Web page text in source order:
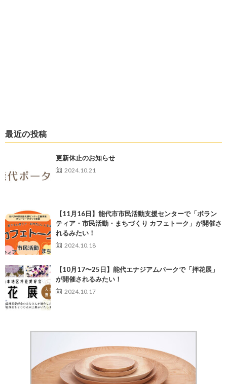
最近の投稿
更新休止のお知らせ
2024.10.21
【11月16日】能代市市民活動支援センターで「ボラン
ティア・市民活動・まちづくり カフェトーク」が開催さ
れるみたい！
2024.10.18
【10月17〜25日】能代エナジアムパークで「押花展」
が開催されるみたい！
2024.10.17